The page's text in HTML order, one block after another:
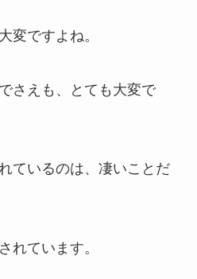
変ですよね。
さえも、とても大変で
ているのは、凄いことだ
れています。